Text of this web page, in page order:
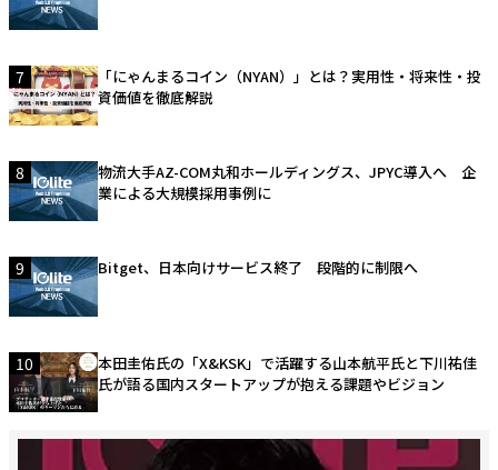
7
「にゃんまるコイン（NYAN）」とは？実用性・将来性・投
資価値を徹底解説
8
物流大手AZ-COM丸和ホールディングス、JPYC導入へ 企
業による大規模採用事例に
9 Bitget、日本向けサービス終了 段階的に制限へ
10
本田圭佑氏の「X&KSK」で活躍する山本航平氏と下川祐佳
氏が語る国内スタートアップが抱える課題やビジョン